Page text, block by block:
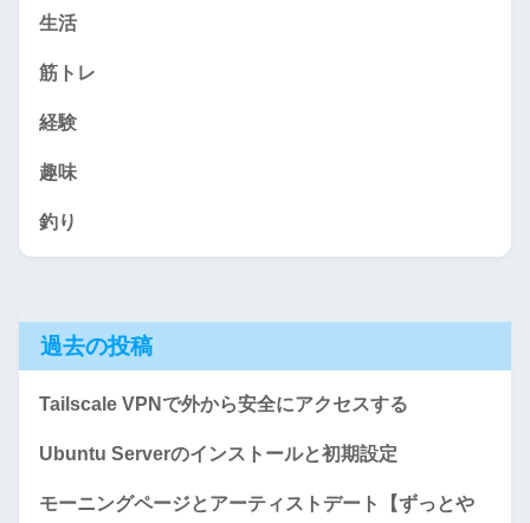
生活
筋トレ
経験
趣味
釣り
過去の投稿
Tailscale VPNで外から安全にアクセスする
Ubuntu Serverのインストールと初期設定
モーニングページとアーティストデート【ずっとや